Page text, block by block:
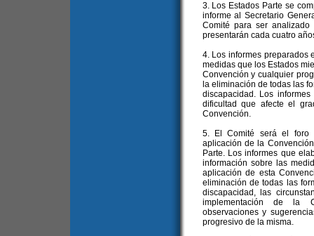
3. Los Estados Parte se
informe al Secretario
Comité para ser
presentarán cada cuatro
4. Los informes preparados
medidas que los Estados
Convención y cualquier
la eliminación de todas las
discapacidad. Los
dificultad que afecte el
Convención.
5. El Comité será el foro
aplicación de la
Parte. Los informes que
información sobre las
aplicación de esta
eliminación de todas las
discapacidad, las
implementación de la
observaciones y
progresivo de la misma.